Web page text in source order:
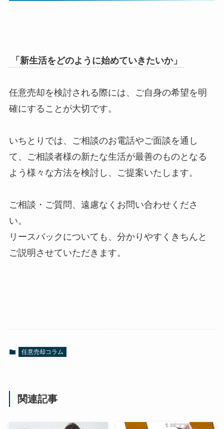
「新生活をどのように始めていきたいか」
任意売却を検討される際には、ご自身の希望を明
確にすることが大切です。
いちとりでは、ご相談のお電話やご面談を通し
て、ご相談者様の新たな生活が最善のものとなる
よう様々な方法を検討し、ご提案いたします。
ご相談・ご質問、遠慮なくお問い合わせくださ
い。
リースバックについても、分かりやすくきちんと
ご説明させていただきます。
任意売却コラム
関連記事